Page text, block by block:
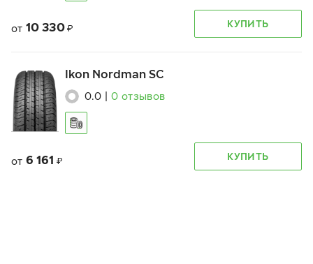
от 10 330 ₽ КУПИТЬ
Ikon Nordman SC
0.0 0 отзывов
от 6 161 ₽ КУПИТЬ